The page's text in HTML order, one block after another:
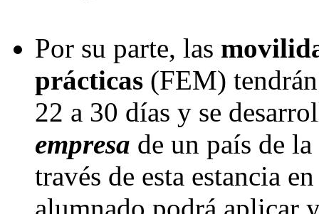
Por su parte, las
prácticas(FEM)
22 a 30 días y se
empresa de un país de
través de esta estancia
alumnado podrá aplicar